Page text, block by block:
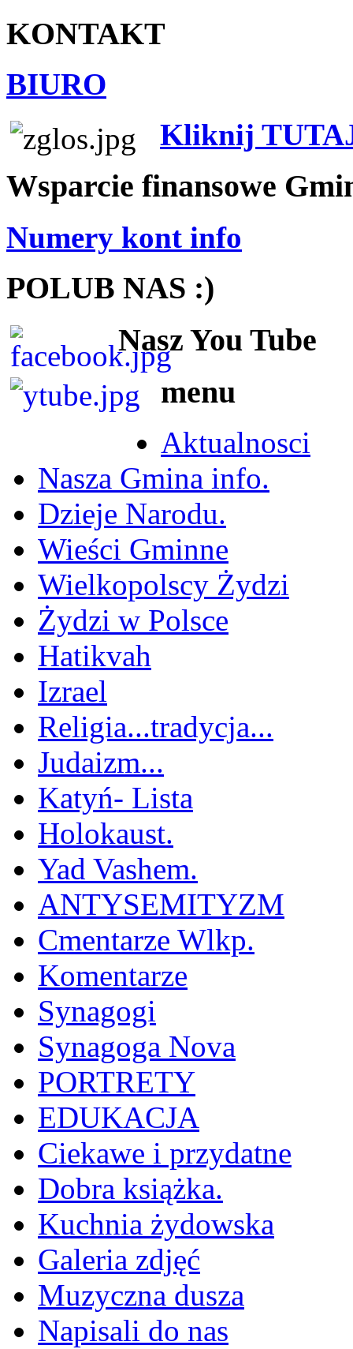
KONTAKT
BIURO
Kliknij
Wsparcie finansowe
Numery kont info
POLUB NAS :)
Nasz You Tube
menu
Aktualnosci
Nasza Gmina info.
Dzieje Narodu.
Wieści Gminne
Wielkopolscy Żydzi
Żydzi w Polsce
Hatikvah
Izrael
Religia...tradycja...
Judaizm...
Katyń- Lista
Holokaust.
Yad Vashem.
ANTYSEMITYZM
Cmentarze Wlkp.
Komentarze
Synagogi
Synagoga Nova
PORTRETY
EDUKACJA
Ciekawe i przydatne
Dobra książka.
Kuchnia żydowska
Galeria zdjęć
Muzyczna dusza
Napisali do nas